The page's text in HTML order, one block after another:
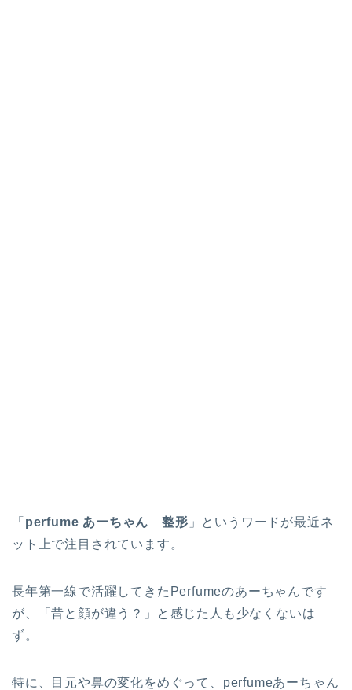
「 perfume あーちゃん 整形 」というワードが最近ネ
ット上で注目されています。
長年第一線で活躍してきたPerfumeのあーちゃんです
が、「昔と顔が違う？」と感じた人も少なくないは
ず。
特に、目元や鼻の変化をめぐって、perfumeあーちゃん